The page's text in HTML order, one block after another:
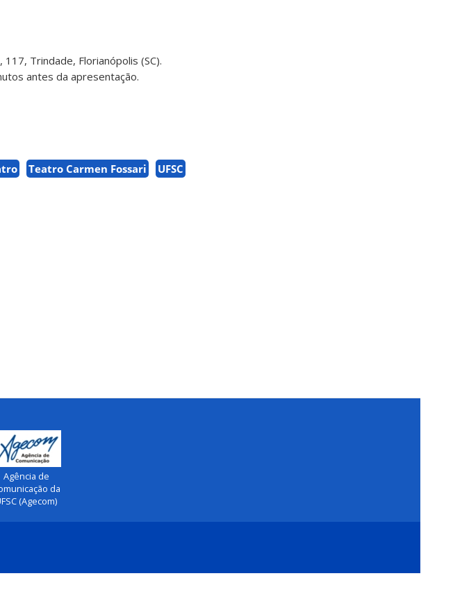
Trindade, Florianópolis (SC).
antes da apresentação.
Teatro Carmen Fossari UFSC
Agência de
da
(Agecom)